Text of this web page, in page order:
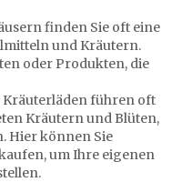
finden Sie oft eine
und Kräutern.
oder Produkten, die
Kräuterläden führen oft
Kräutern und Blüten,
Hier können Sie
um Ihre eigenen